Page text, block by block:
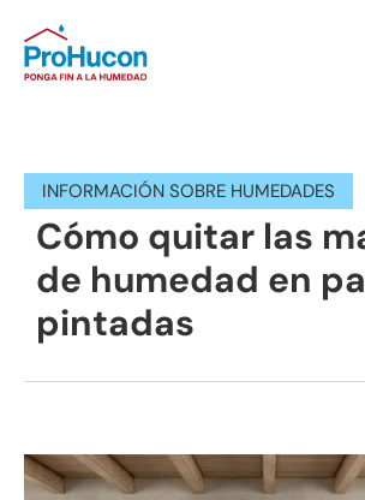
INFORMACIÓN SOBRE HUMEDADES
Cómo quitar las
de humedad en
pintadas